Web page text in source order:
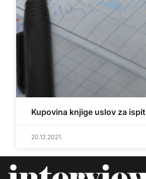
Kupovina knjige uslov za ispit
20.12.2021.